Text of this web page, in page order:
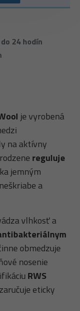
24 hodín
je vyrobená
na aktívny
reguluje
jemným
a
vlhkosť a
obmedzuje
nosenie
RWS
eticky